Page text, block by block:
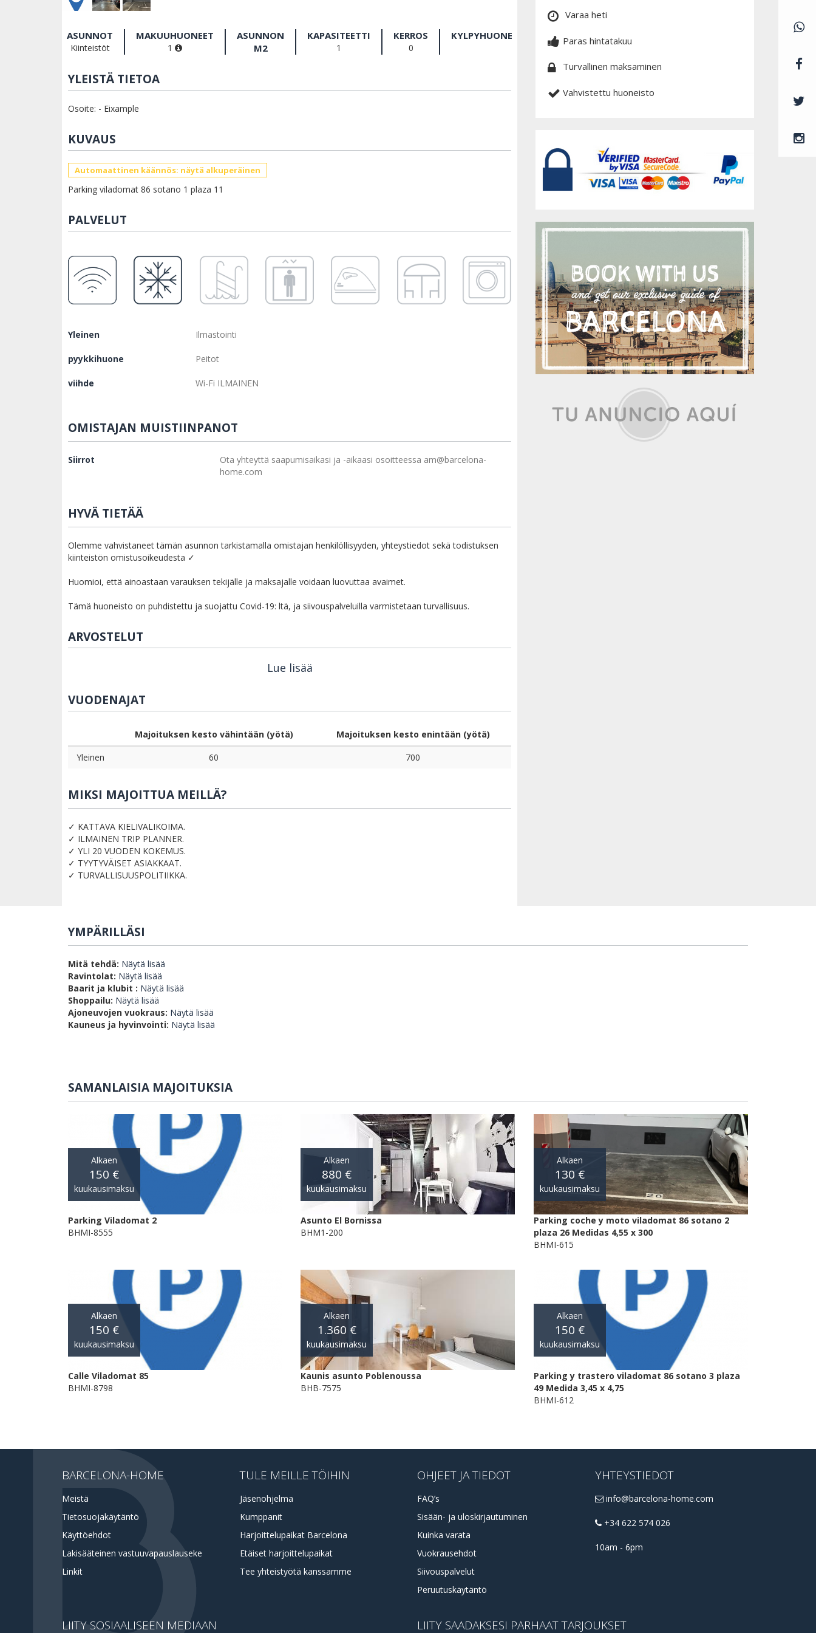
Varaa heti
Paras hintatakuu
Turvallinen maksaminen
Vahvistettu huoneisto
ASUNNOT
Kiinteistöt
MAKUUHUONEET
1
ASUNNON
M2
KAPASITEETTI
1
KERROS
0
KYLPYHUONE
YLEISTÄ TIETOA
Osoite: - Eixample
KUVAUS
Automaattinen käännös: näytä alkuperäinen
Parking viladomat 86 sotano 1 plaza 11
PALVELUT
Yleinen Ilmastointi
pyykkihuone Peitot
viihde Wi-Fi ILMAINEN
OMISTAJAN MUISTIINPANOT
Siirrot
Ota yhteyttä saapumisaikasi ja -aikaasi osoitteessa am@barcelona-
home.com
HYVÄ TIETÄÄ
Olemme vahvistaneet tämän asunnon tarkistamalla omistajan henkilöllisyyden, yhteystiedot sekä todistuksen
kiinteistön omistusoikeudesta ✓
Huomioi, että ainoastaan varauksen tekijälle ja maksajalle voidaan luovuttaa avaimet.
Tämä huoneisto on puhdistettu ja suojattu Covid-19: ltä, ja siivouspalveluilla varmistetaan turvallisuus.
ARVOSTELUT
Lue lisää
VUODENAJAT
Majoituksen kesto vähintään (yötä)
Majoituksen kesto enintään (yötä)
Yleinen
60 700
MIKSI MAJOITTUA MEILLÄ?
✓ KATTAVA KIELIVALIKOIMA.
✓ ILMAINEN TRIP PLANNER.
✓ YLI 20 VUODEN KOKEMUS.
✓ TYYTYVÄISET ASIAKKAAT.
✓ TURVALLISUUSPOLITIIKKA.
YMPÄRILLÄSI
Mitä tehdä: Näytä lisää
Ravintolat: Näytä lisää
Baarit ja klubit : Näytä lisää
Shoppailu: Näytä lisää
Ajoneuvojen vuokraus: Näytä lisää
Kauneus ja hyvinvointi: Näytä lisää
SAMANLAISIA MAJOITUKSIA
Alkaen
150 €
kuukausimaksu
Parking Viladomat 2
BHMI-8555
Alkaen
880 €
kuukausimaksu
Asunto El Bornissa
BHM1-200
Alkaen
130 €
kuukausimaksu
Parking coche y moto viladomat 86 sotano 2
plaza 26 Medidas 4,55 x 300
BHMI-615
Alkaen
150 €
kuukausimaksu
Calle Viladomat 85
BHMI-8798
Alkaen
1.360 €
kuukausimaksu
Kaunis asunto Poblenoussa
BHB-7575
Alkaen
150 €
kuukausimaksu
Parking y trastero viladomat 86 sotano 3 plaza
49 Medida 3,45 x 4,75
BHMI-612
BARCELONA-HOME
Meistä
Tietosuojakäytäntö
Käyttöehdot
Lakisääteinen vastuuvapauslauseke
Linkit
TULE MEILLE TÖIHIN
Jäsenohjelma
Kumppanit
Harjoittelupaikat Barcelona
Etäiset harjoittelupaikat
Tee yhteistyötä kanssamme
OHJEET JA TIEDOT
FAQ’s
Sisään- ja uloskirjautuminen
Kuinka varata
Vuokrausehdot
Siivouspalvelut
Peruutuskäytäntö
YHTEYSTIEDOT
info@barcelona-home.com
+34 622 574 026
10am - 6pm
LIITY SOSIAALISEEN MEDIAAN LIITY SAADAKSESI PARHAAT TARJOUKSET